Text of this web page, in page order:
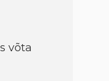
võta